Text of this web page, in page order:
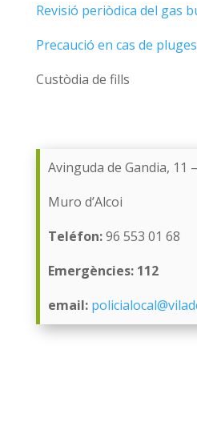
Revisió periòdica del gas
Precaució en cas de
Custòdia de fills
Avinguda de Gandia, 11
Muro d’Alcoi
Teléfon:96 553 01 68
Emergències: 112
email: